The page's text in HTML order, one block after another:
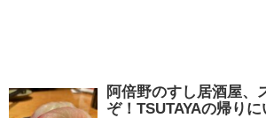
阿倍野のすし居酒屋、
ぞ！TSUTAYAの帰りに